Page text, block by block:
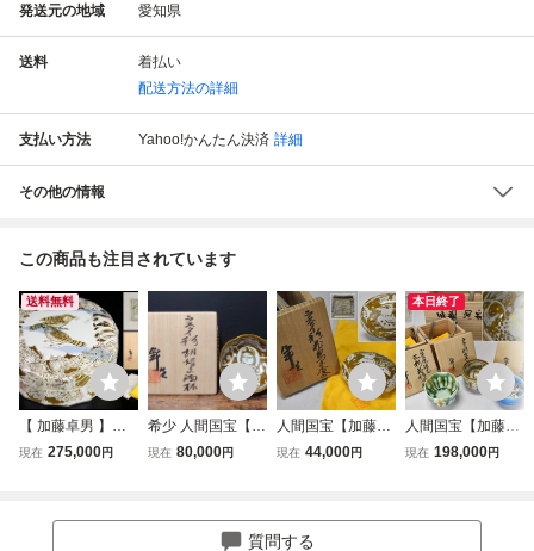
発送元の地域 愛知県
送料
着払い
配送方法の詳細
支払い方法 Yahoo!かんたん決済 詳細
その他の情報
この商品も注目されています
送料無料
【 加藤卓男 】最
上位作 ラスター彩
現在 275,000円
希少 人間国宝【加
藤卓男】最晩年 最
現在 80,000円
人間国宝【加藤卓
男】晩年最上位 ラ
現在 44,000円
本日終了
人間国宝【加藤卓
男】三趣酒杯 ラス
現在 198,000円
質問する